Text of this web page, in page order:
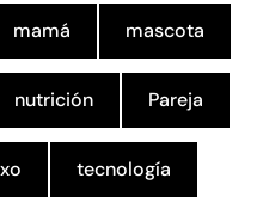
mamá mascota
nutrición Pareja
tecnología